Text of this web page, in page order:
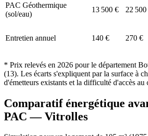
PAC Géothermique
(sol/eau)
13 500 € 22 500
Entretien annuel 140 € 270 €
* Prix relevés en 2026 pour le département
(13). Les écarts s'expliquent par la surface à
d'émetteurs existants et la difficulté d'accès au
Comparatif énergétique
PAC —Vitrolles